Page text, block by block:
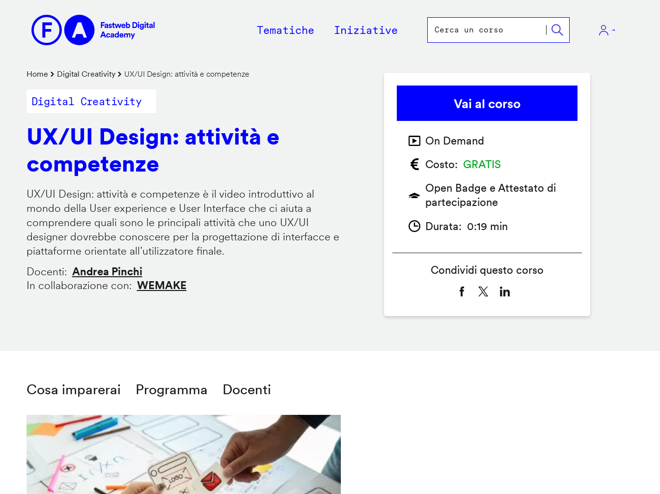
contenuto
principale
Main
Tematiche Iniziative
Briciole
di
Home Digital Creativity UX/UI Design: attività e competenze
Digital Creativity
UX/UI Design: attività e
competenze
UX/UI Design: attività e competenze è il video introduttivo al
mondo della User experience e User Interface che ci aiuta a
comprendere quali sono le principali attività che uno UX/UI
designer dovrebbe conoscere per la progettazione di interfacce e
piattaforme orientate all’utilizzatore finale.
Docenti
Andrea Pinchi
In collaborazione con
WEMAKE
Cosa imparerai Programma Docenti
Vai al corso
On Demand
Costo
GRATIS
Open Badge e Attestato di
partecipazione
Durata
0:19 min
Condividi questo corso